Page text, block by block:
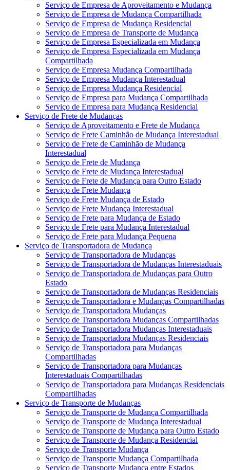
Serviço de Empresa de Aproveitamento e Mudança
Serviço de Empresa de Mudança Compartilhada
Serviço de Empresa de Mudança Residencial
Serviço de Empresa de Transporte de Mudança
Serviço de Empresa Especializada em Mudança
Serviço de Empresa Especializada em Mudança
Compartilhada
Serviço de Empresa Mudança Compartilhada
Serviço de Empresa Mudança Interestadual
Serviço de Empresa Mudança Residencial
Serviço de Empresa para Mudança Compartilhada
Serviço de Empresa para Mudança Residencial
Serviço de Frete de Mudanças
Serviço de Aproveitamento e Frete de Mudança
Serviço de Frete Caminhão de Mudança Interestadual
Serviço de Frete de Caminhão de Mudança
Interestadual
Serviço de Frete de Mudança
Serviço de Frete de Mudança Interestadual
Serviço de Frete de Mudança para Outro Estado
Serviço de Frete Mudança
Serviço de Frete Mudança de Estado
Serviço de Frete Mudança Interestadual
Serviço de Frete para Mudança de Estado
Serviço de Frete para Mudança Interestadual
Serviço de Frete para Mudança Pequena
Serviço de Transportadora de Mudança
Serviço de Transportadora de Mudanças
Serviço de Transportadora de Mudanças Interestaduais
Serviço de Transportadora de Mudanças para Outro
Estado
Serviço de Transportadora de Mudanças Residenciais
Serviço de Transportadora e Mudanças Compartilhadas
Serviço de Transportadora Mudanças
Serviço de Transportadora Mudanças Compartilhadas
Serviço de Transportadora Mudanças Interestaduais
Serviço de Transportadora Mudanças Residenciais
Serviço de Transportadora para Mudanças
Compartilhadas
Serviço de Transportadora para Mudanças
Interestaduais Compartilhadas
Serviço de Transportadora para Mudanças Residenciais
Compartilhadas
Serviço de Transporte de Mudanças
Serviço de Transporte de Mudança Compartilhada
Serviço de Transporte de Mudança Interestadual
Serviço de Transporte de Mudança para Outro Estado
Serviço de Transporte de Mudança Residencial
Serviço de Transporte Mudança
Serviço de Transporte Mudança Compartilhada
Serviço de Transporte Mudança entre Estados